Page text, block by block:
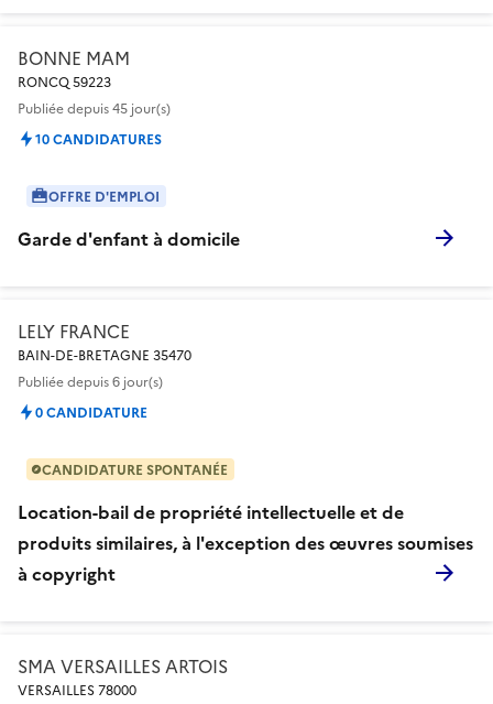
Garde d'enfant à domicile
BONNE MAM
RONCQ 59223
Publiéedepuis 45 jour(s)
10 CANDIDATURES
OFFRE D'EMPLOI
Location-bail de propriété intellectuelle et de
produits similaires, à l'exception des œuvres soumises
à copyright
LELY FRANCE
BAIN-DE-BRETAGNE 35470
Publiéedepuis 6 jour(s)
0 CANDIDATURE
CANDIDATURE SPONTANÉE
SMA VERSAILLES ARTOIS
VERSAILLES 78000